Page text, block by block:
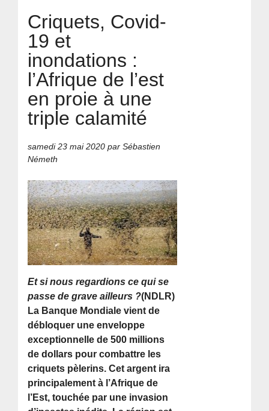
Criquets, Covid-
19 et
inondations :
l’Afrique de l’est
en proie à une
triple calamité
samedi 23 mai 2020 par Sébastien
Németh
Et si nous regardions ce qui se
passe de grave ailleurs ?(NDLR)
La Banque Mondiale vient de
débloquer une enveloppe
exceptionnelle de 500 millions
de dollars pour combattre les
criquets pèlerins. Cet argent ira
principalement à l’Afrique de
l’Est, touchée par une invasion